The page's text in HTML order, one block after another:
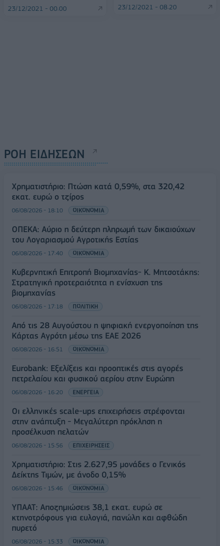
23/12/2021 - 00:00 23/12/2021 - 08:20
ΡΟΗ ΕΙΔΗΣΕΩΝ
Χρηματιστήριο: Πτώση κατά 0,59%, στα 320,42
εκατ. ευρώ ο τζίρος
06/08/2026 - 18:10 ΟΙΚΟΝΟΜΙΑ
ΟΠΕΚΑ: Αύριο η δεύτερη πληρωμή των δικαιούχων
του Λογαριασμού Αγροτικής Εστίας
06/08/2026 - 17:40 ΟΙΚΟΝΟΜΙΑ
Κυβερνητική Επιτροπή Βιομηχανίας- Κ. Μητσοτάκης:
Στρατηγική προτεραιότητα η ενίσχυση της
βιομηχανίας
06/08/2026 - 17:18 ΠΟΛΙΤΙΚΗ
Από τις 28 Αυγούστου η ψηφιακή ενεργοποίηση της
Κάρτας Αγρότη μέσω της ΕΑΕ 2026
06/08/2026 - 16:51 ΟΙΚΟΝΟΜΙΑ
Eurobank: Εξελίξεις και προοπτικές στις αγορές
πετρελαίου και φυσικού αερίου στην Ευρώπη
06/08/2026 - 16:20 ΕΝΕΡΓΕΙΑ
Οι ελληνικές scale-ups επιχειρήσεις στρέφονται
στην ανάπτυξη - Μεγαλύτερη πρόκληση η
προσέλκυση πελατών
06/08/2026 - 15:56 ΕΠΙΧΕΙΡΗΣΕΙΣ
Χρηματιστήριο: Στις 2.627,95 μονάδες ο Γενικός
Δείκτης Τιμών, με άνοδο 0,15%
06/08/2026 - 15:46 ΟΙΚΟΝΟΜΙΑ
ΥΠΑΑΤ: Αποζημιώσεις 38,1 εκατ. ευρώ σε
κτηνοτρόφους για ευλογιά, πανώλη και αφθώδη
πυρετό
06/08/2026 - 15:33 ΟΙΚΟΝΟΜΙΑ